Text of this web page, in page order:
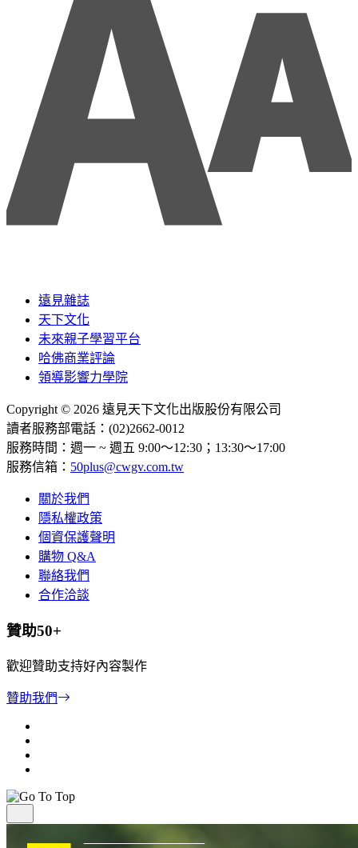
遠見雜誌
天下文化
未來親子學習平台
哈佛商業評論
領導影響力學院
Copyright © 2026 遠見天下文化出版股份有限公司
讀者服務部電話：(02)2662-0012
服務時間：週一 ~ 週五 9:00～12:30；13:30～17:00
服務信箱： 50plus@cwgv.com.tw
關於我們
隱私權政策
個資保護聲明
購物 Q&A
聯絡我們
合作洽談
贊助50+
歡迎贊助支持好內容製作
贊助我們